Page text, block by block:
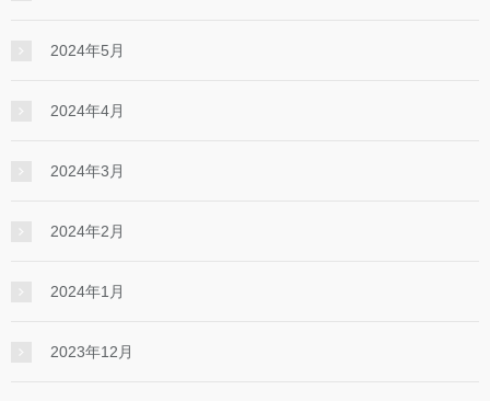
2024年5月
2024年4月
2024年3月
2024年2月
2024年1月
2023年12月